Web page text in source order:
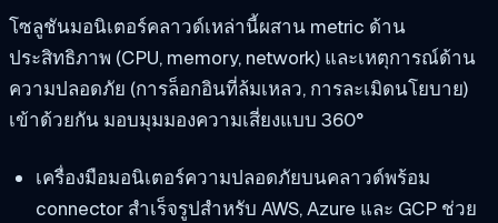
โซลูชันมอนิเตอร์คลาวด์เหล่านี้ผสาน metric ด้าน
ประสิทธิภาพ (CPU, memory, network) และเหตุการณ์ด้าน
ความปลอดภัย (การล็อกอินที่ล้มเหลว, การละเมิดนโยบาย)
เข้าด้วยกัน มอบมุมมองความเสี่ยงแบบ 360°
เครื่องมือมอนิเตอร์ความปลอดภัยบนคลาวด์พร้อม
connector สำเร็จรูปสำหรับ AWS, Azure และ GCP ช่วย